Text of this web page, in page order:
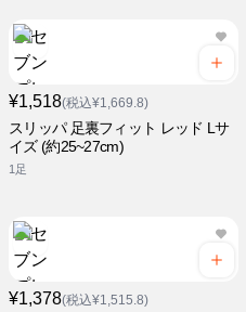
¥1,518(税込¥1,669.8)
スリッパ 足裏フィット レッド Lサ
イズ (約25~27cm)
1足
¥1,378(税込¥1,515.8)